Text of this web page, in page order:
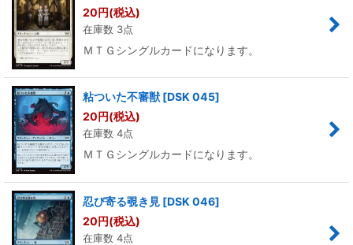
20円(税込)
在庫数 3点
ＭＴＧシングルカードになります。
粘ついた不審獣 [DSK 045]
20円(税込)
在庫数 4点
ＭＴＧシングルカードになります。
忍び寄る覗き見 [DSK 046]
20円(税込)
在庫数 4点